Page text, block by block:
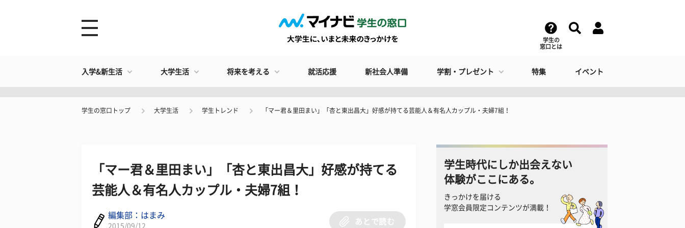
学生の
窓口とは
入学&新生活 大学生活 将来を考える 就活応援 新社会人準備 学割・プレゼント 特集 イベント
学生の窓口トップ 大学生活 学生トレンド 「マー君＆里田まい」「杏と東出昌大」好感が持てる芸能人＆有名人カップル・夫婦7組！
「マー君＆里田まい」「杏と東出昌大」好感が持てる
芸能人＆有名人カップル・夫婦7組！
編集部：はまみ
2015/09/12
あとで読む
学生時代にしか出会えない
体験がここにある。
きっかけを届ける
学窓会員限定コンテンツが満載！